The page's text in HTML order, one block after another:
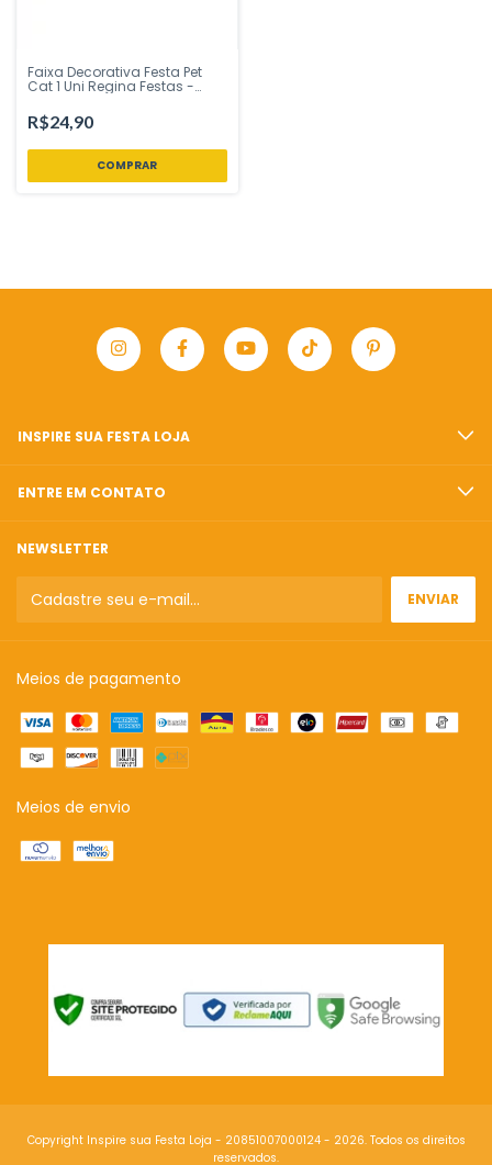
Faixa Decorativa Festa Pet
Cat 1 Uni Regina Festas -
R$24,90
INSPIRE SUA FESTA LOJA
ENTRE EM CONTATO
NEWSLETTER
Meios de pagamento
Meios de envio
Copyright Inspire sua Festa Loja - 20851007000124 - 2026. Todos os direitos
reservados.